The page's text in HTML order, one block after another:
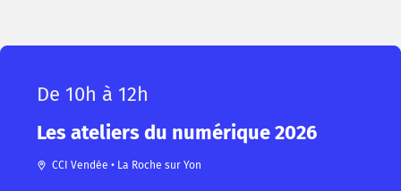
De 10h à 12h
Les ateliers du numérique 2026
CCI Vendée • La Roche sur Yon